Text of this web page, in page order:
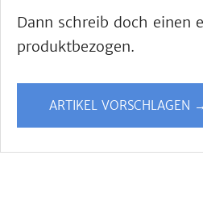
Dann schreib doch einen
produktbezogen.
ARTIKEL VORSCHLAGEN →